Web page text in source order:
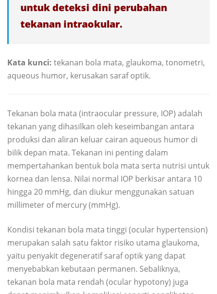
untuk deteksi dini perubahan
tekanan intraokular.
Kata kunci: tekanan bola mata, glaukoma, tonometri,
aqueous humor, kerusakan saraf optik.
Tekanan bola mata (intraocular pressure, IOP) adalah
tekanan yang dihasilkan oleh keseimbangan antara
produksi dan aliran keluar cairan aqueous humor di
bilik depan mata. Tekanan ini penting dalam
mempertahankan bentuk bola mata serta nutrisi untuk
kornea dan lensa. Nilai normal IOP berkisar antara 10
hingga 20 mmHg, dan diukur menggunakan satuan
millimeter of mercury (mmHg).
Kondisi tekanan bola mata tinggi (ocular hypertension)
merupakan salah satu faktor risiko utama glaukoma,
yaitu penyakit degeneratif saraf optik yang dapat
menyebabkan kebutaan permanen. Sebaliknya,
tekanan bola mata rendah (ocular hypotony) juga